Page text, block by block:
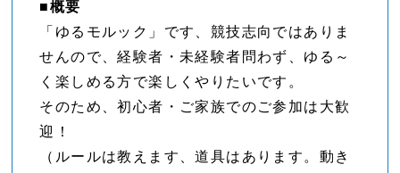
■概要
「ゆるモルック」です、競技志向ではありま
せんので、経験者・未経験者問わず、ゆる～
く楽しめる方で楽しくやりたいです。
そのため、初心者・ご家族でのご参加は大歓
迎！
（ルールは教えます、道具はあります。動き